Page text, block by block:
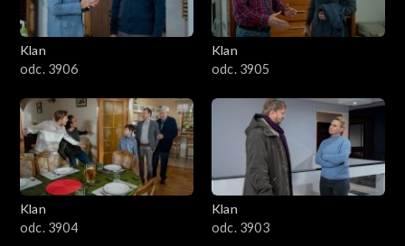
Klan
odc. 3906
Klan
odc. 3905
Klan
odc. 3904
Klan
odc. 3903